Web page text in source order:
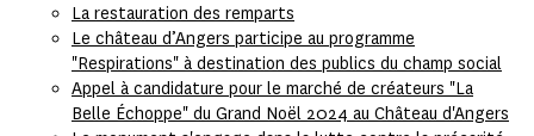
La restauration des remparts
Le château d’Angers participe au programme
"Respirations" à destination des publics du champ social
Appel à candidature pour le marché de créateurs "La
Belle Échoppe" du Grand Noël 2024 au Château d'Angers